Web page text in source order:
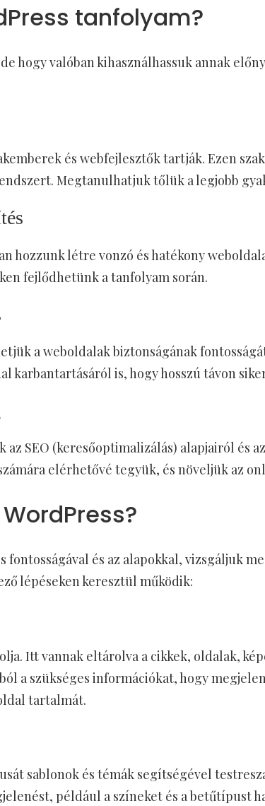
tanfolyam?
hogy valóban kihasználhassuk annak
és webfejlesztők tartják. Ezen
Megtanulhatjuk tőlük a legjobb
hozzunk létre vonzó és hatékony
fejlődhetünk a tanfolyam során.
a weboldalak biztonságának
karbantartásáról is, hogy hosszú távon
az SEO (keresőoptimalizálás) alapjairól
elérhetővé tegyük, és növeljük az
fontosságával és az alapokkal, vizsgáljuk
lépéseken keresztül működik:
Itt vannak eltárolva a cikkek, oldalak,
a szükséges információkat, hogy
tartalmát.
sablonok és témák segítségével
például a színeket és a betűtípust